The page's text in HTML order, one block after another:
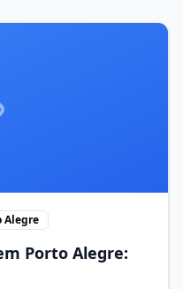
Alegre
Porto Alegre: